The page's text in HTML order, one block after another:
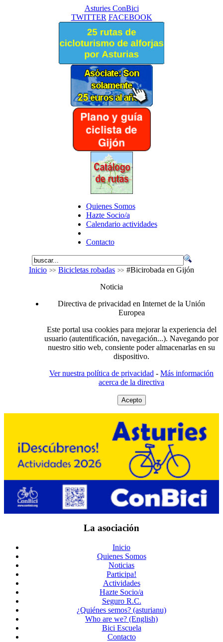
Asturies ConBici
TWITTER FACEBOOK
Quienes Somos
Hazte Socio/a
Calendario actividades
Contacto
Inicio Bicicletas robadas
#Bicirobada en Gijón
Noticia
Directiva de privacidad en Internet de la Unión
Europea
Este portal usa cookies para mejorar la experiencia del
usuario (autentificación, navegación...). Navegando por
nuestro sitio web, consiente poder almacenarlas en su
dispositivo.
Ver nuestra política de privacidad - Más información
acerca de la directiva
Acepto
La asociación
Inicio
Quienes Somos
Noticias
Participa!
Actividades
Hazte Socio/a
Seguro R.C.
¿Quiénes semos? (asturianu)
Who are we? (English)
Bici Escuela
Contacto